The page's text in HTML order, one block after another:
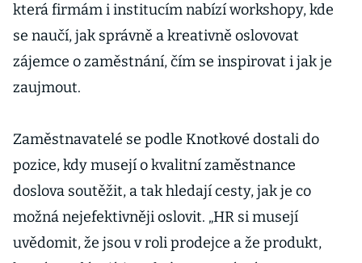
která firmám i institucím nabízí workshopy, kde
se naučí, jak správně a kreativně oslovovat
zájemce o zaměstnání, čím se inspirovat i jak je
zaujmout.
Zaměstnavatelé se podle Knotkové dostali do
pozice, kdy musejí o kvalitní zaměstnance
doslova soutěžit, a tak hledají cesty, jak je co
možná nejefektivněji oslovit. „HR si musejí
uvědomit, že jsou v roli prodejce a že produkt,